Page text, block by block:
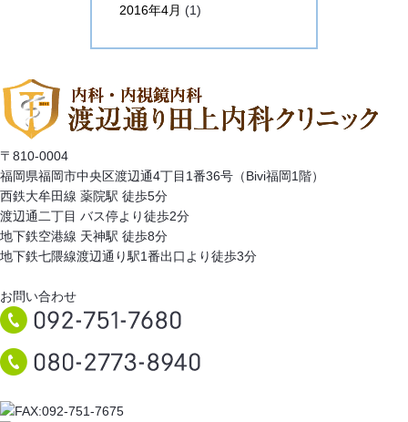
2016年4月 (1)
〒810-0004
福岡県福岡市中央区渡辺通4丁目1番36号（Bivi福岡1階）
西鉄大牟田線 薬院駅 徒歩5分
渡辺通二丁目 バス停より徒歩2分
地下鉄空港線 天神駅 徒歩8分
地下鉄七隈線渡辺通り駅1番出口より徒歩3分
お問い合わせ